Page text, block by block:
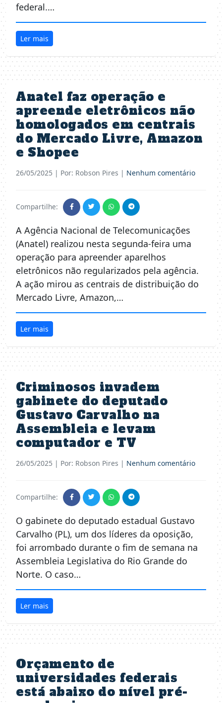
federal.…
Ler mais
Anatel faz operação e
apreende eletrônicos não
homologados em centrais
do Mercado Livre, Amazon
e Shopee
26/05/2025 | Por: Robson Pires | Nenhum comentário
Compartilhe:
A Agência Nacional de Telecomunicações
(Anatel) realizou nesta segunda-feira uma
operação para apreender aparelhos
eletrônicos não regularizados pela agência.
A ação mirou as centrais de distribuição do
Mercado Livre, Amazon,…
Ler mais
Criminosos invadem
gabinete do deputado
Gustavo Carvalho na
Assembleia e levam
computador e TV
26/05/2025 | Por: Robson Pires | Nenhum comentário
Compartilhe:
O gabinete do deputado estadual Gustavo
Carvalho (PL), um dos líderes da oposição,
foi arrombado durante o fim de semana na
Assembleia Legislativa do Rio Grande do
Norte. O caso…
Ler mais
Orçamento de
universidades federais
está abaixo do nível pré-